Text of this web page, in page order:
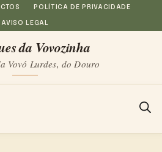
POLÍTICA DE PRIVACIDADE
AVISO LEGAL
da Vovozinha
Vovó Lurdes, do Douro